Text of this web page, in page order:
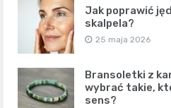
Jak poprawić
skalpela?
25 maja 2026
Bransoletki z
wybrać takie,
sens?